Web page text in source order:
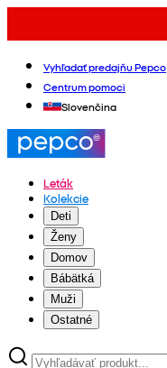
Vyhľadať predajňu Pepco
Centrum pomoci
Slovenčina
Leták
Kolekcie
Deti
Ženy
Domov
Bábätká
Muži
Ostatné